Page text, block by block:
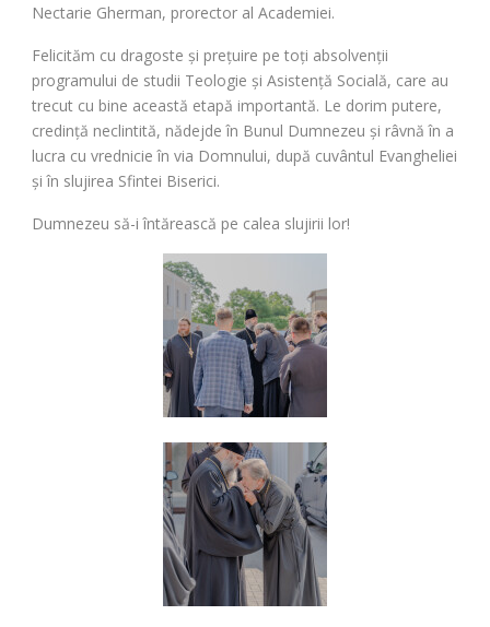
Nectarie Gherman, prorector al Academiei.
Felicităm cu dragoste și prețuire pe toți absolvenții
programului de studii Teologie și Asistență Socială, care au
trecut cu bine această etapă importantă. Le dorim putere,
credință neclintită, nădejde în Bunul Dumnezeu și râvnă în a
lucra cu vrednicie în via Domnului, după cuvântul Evangheliei
și în slujirea Sfintei Biserici.
Dumnezeu să-i întărească pe calea slujirii lor!